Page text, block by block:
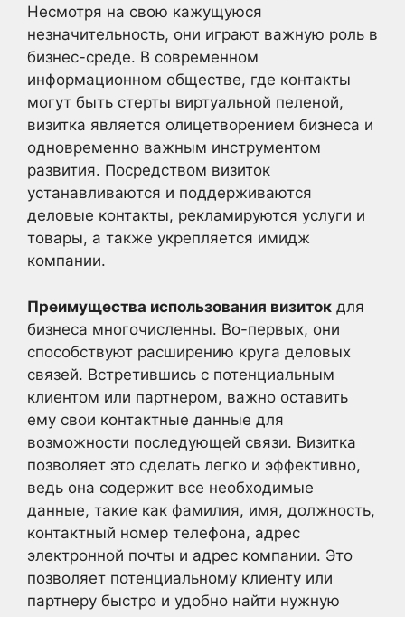
Несмотря на свою кажущуюся
незначительность, они играют важную роль в
бизнес-среде. В современном
информационном обществе, где контакты
могут быть стерты виртуальной пеленой,
визитка является олицетворением бизнеса и
одновременно важным инструментом
развития. Посредством визиток
устанавливаются и поддерживаются
деловые контакты, рекламируются услуги и
товары, а также укрепляется имидж
компании.
Преимущества использования визиток для
бизнеса многочисленны. Во-первых, они
способствуют расширению круга деловых
связей. Встретившись с потенциальным
клиентом или партнером, важно оставить
ему свои контактные данные для
возможности последующей связи. Визитка
позволяет это сделать легко и эффективно,
ведь она содержит все необходимые
данные, такие как фамилия, имя, должность,
контактный номер телефона, адрес
электронной почты и адрес компании. Это
позволяет потенциальному клиенту или
партнеру быстро и удобно найти нужную